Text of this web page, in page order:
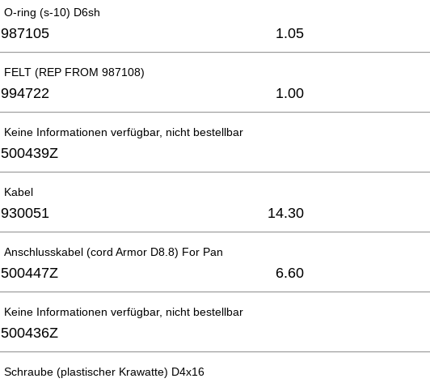
O-ring (s-10) D6sh
987105 1.05
FELT (REP FROM 987108)
994722 1.00
Keine Informationen verfügbar, nicht bestellbar
500439Z
Kabel
930051 14.30
Anschlusskabel (cord Armor D8.8) For Pan
500447Z 6.60
Keine Informationen verfügbar, nicht bestellbar
500436Z
Schraube (plastischer Krawatte) D4x16